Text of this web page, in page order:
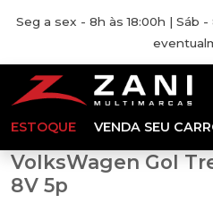
Seg a sex - 8h às 18:00h | Sáb
ESTOQUE VENDA SEU
VolksWagen Gol
8V 5p